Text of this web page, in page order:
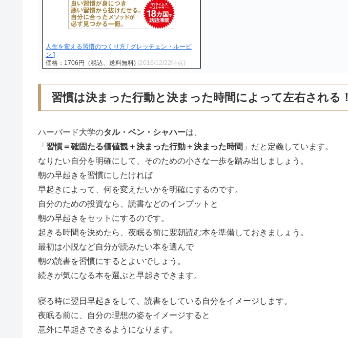
人生を変える習慣のつくり方 [ グレッチェン・ルービ
ン ]
価格：1706円（税込、送料無料) (2016/12/22時点)
習慣は決まった行動と決まった時間によって左右される！
ハーバード大学のタル・ベン・シャハーは、
「 習慣＝確固たる価値観＋決まった行動＋決まった時間 」だと定義しています。
なりたい自分を明確にして、そのための小さな一歩を踏み出しましょう。
朝の早起きを習慣にしたければ
早起きによって、何を変えたいかを明確にするのです。
自分のための投資なら、読書などのインプットと
朝の早起きをセットにするのです。
起きる時間を決めたら、夜眠る前に翌朝読む本を準備しておきましょう。
最初は小説など自分が読みたい本を選んで
朝の読書を習慣にするとよいでしょう。
続きが気になる本を選ぶと早起きできます。
寝る時に翌日早起きをして、読書をしている自分をイメージします。
夜眠る前に、自分の理想の姿をイメージすると
意外に早起きできるようになります。